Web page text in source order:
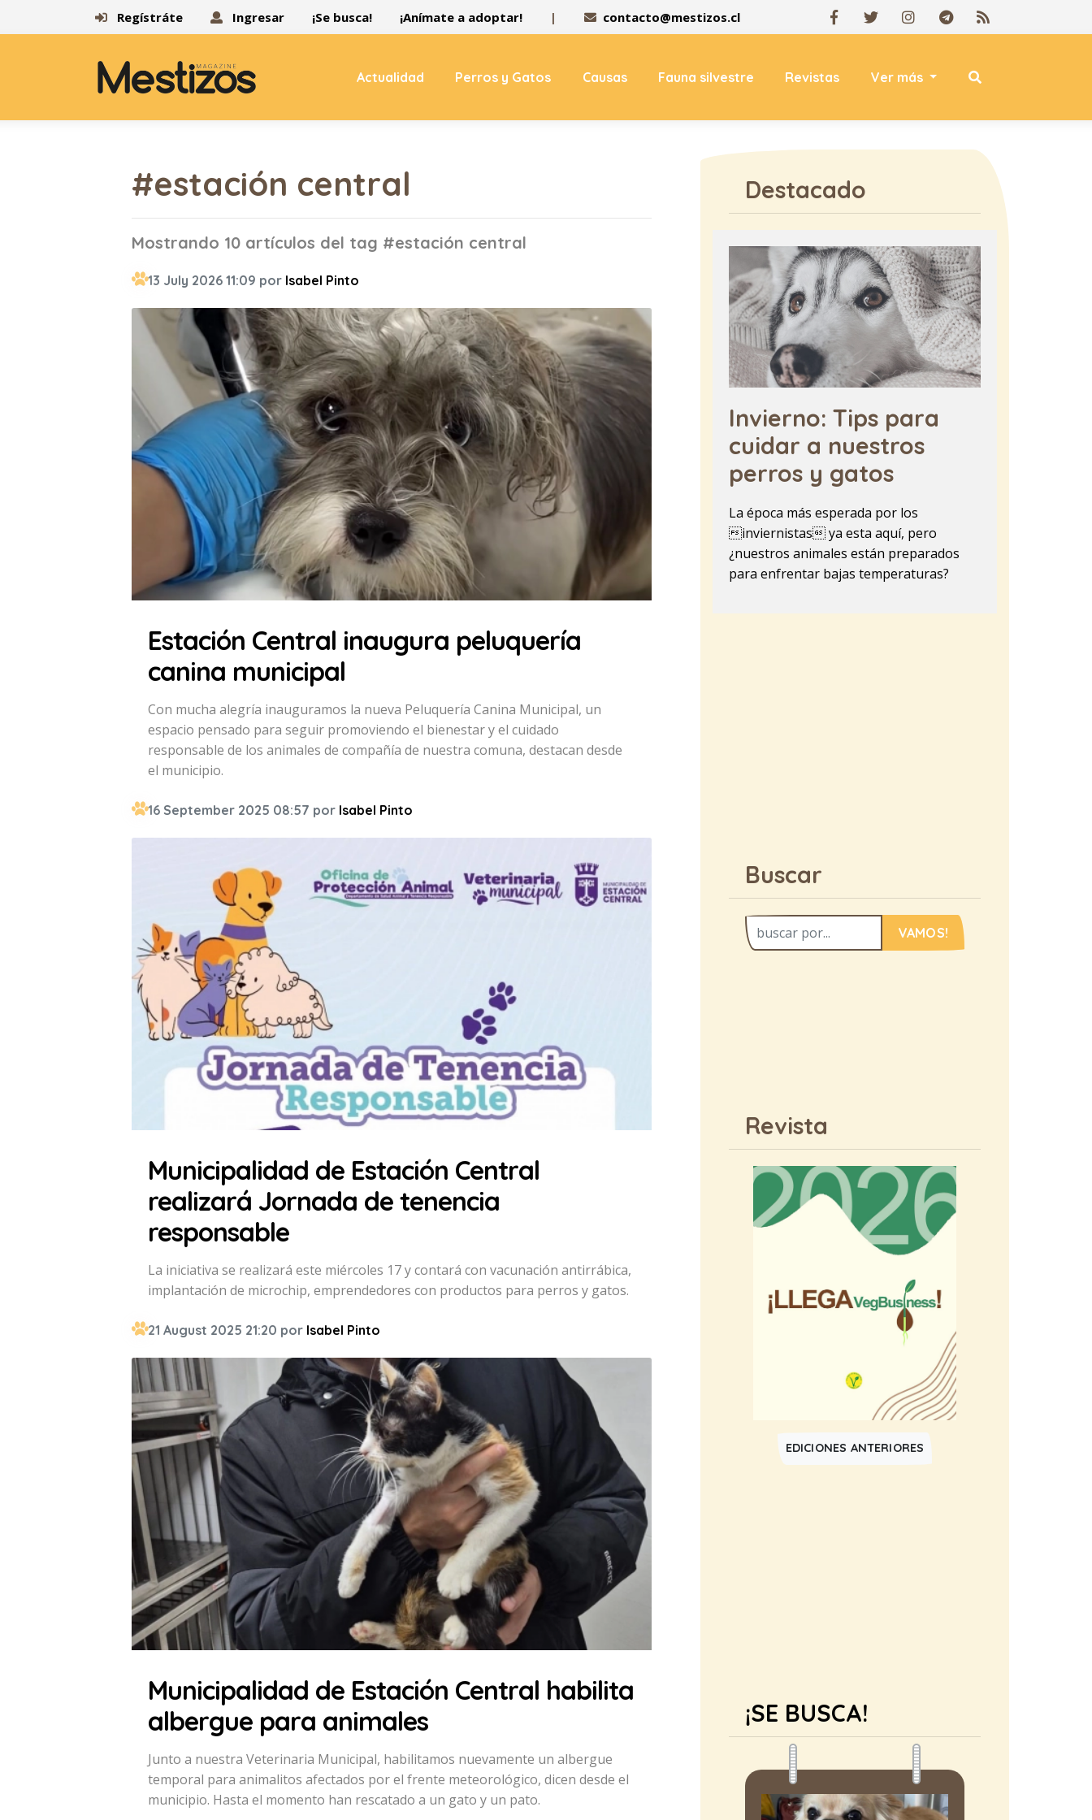
Regístráte Ingresar ¡Se busca! ¡Anímate a adoptar! | contacto@mestizos.cl
Actualidad Perros y Gatos Causas Fauna silvestre Revistas Ver más
#estación central
Mostrando 10 artículos del tag #estación central
13 July 2026 11:09 por Isabel Pinto
Estación Central inaugura peluquería
canina municipal
Con mucha alegría inauguramos la nueva Peluquería Canina Municipal, un
espacio pensado para seguir promoviendo el bienestar y el cuidado
responsable de los animales de compañía de nuestra comuna, destacan desde
el municipio.
16 September 2025 08:57 por Isabel Pinto
Municipalidad de Estación Central
realizará Jornada de tenencia
responsable
La iniciativa se realizará este miércoles 17 y contará con vacunación antirrábica,
implantación de microchip, emprendedores con productos para perros y gatos.
21 August 2025 21:20 por Isabel Pinto
Municipalidad de Estación Central habilita
albergue para animales
Junto a nuestra Veterinaria Municipal, habilitamos nuevamente un albergue
temporal para animalitos afectados por el frente meteorológico, dicen desde el
municipio. Hasta el momento han rescatado a un gato y un pato.
Destacado
Invierno: Tips para
cuidar a nuestros
perros y gatos
La época más esperada por los
inviernistas ya esta aquí, pero
¿nuestros animales están preparados
para enfrentar bajas temperaturas?
Buscar
VAMOS!
Revista
EDICIONES ANTERIORES
¡SE BUSCA!